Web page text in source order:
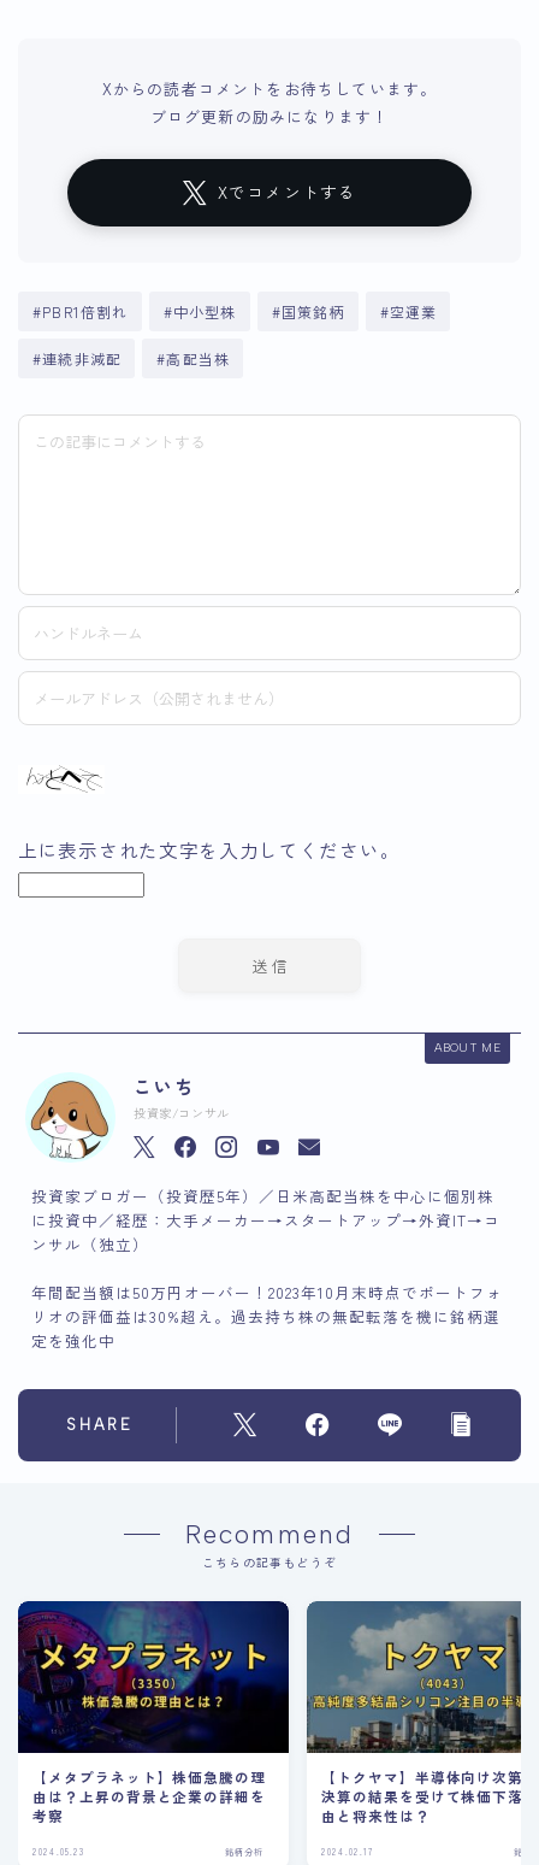
Xからの読者コメントをお待ちしています。
ブログ更新の励みになります！
Xでコメントする
#PBR1倍割れ #中小型株 #国策銘柄 #空運業
#連続非減配 #高配当株
上に表示された文字を入力してください。
ABOUT ME
こいち
投資家/コンサル
投資家ブロガー（投資歴5年）／日米高配当株を中心に個別株
に投資中／経歴：大手メーカー→スタートアップ→外資IT→コ
ンサル（独立）
年間配当額は50万円オーバー！2023年10月末時点でポートフォ
リオの評価益は30%超え。過去持ち株の無配転落を機に銘柄選
定を強化中
SHARE
Recommend
こちらの記事もどうぞ
【メタプラネット】株価急騰の理
由は？上昇の背景と企業の詳細を
考察
2024.05.23 銘柄分析
【トクヤマ】半導体向け次第
決算の結果を受けて株価下落
由と将来性は？
2024.02.17 銘柄